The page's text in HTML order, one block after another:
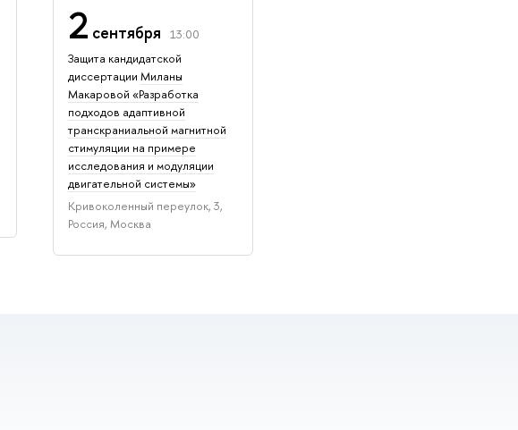
2 сентября
13:00
Защита кандидатской
диссертацииМиланы
Макаровой «Разработка
подходов адаптивной
транскраниальной магнитной
стимуляции на примере
исследования и модуляции
двигательной системы»
Кривоколенный переулок, 3,
Россия, Москва